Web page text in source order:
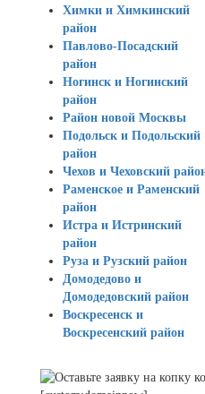
Химки и Химкинский
район
Павлово-Посадский
район
Ногинск и Ногинский
район
Район новой Москвы
Подольск и Подольский
район
Чехов и Чеховский
Раменское и Раменский
район
Истра и Истринский
район
Руза и Рузский район
Домодедово и
Домодедовский район
Воскресенск и
Воскресенский район